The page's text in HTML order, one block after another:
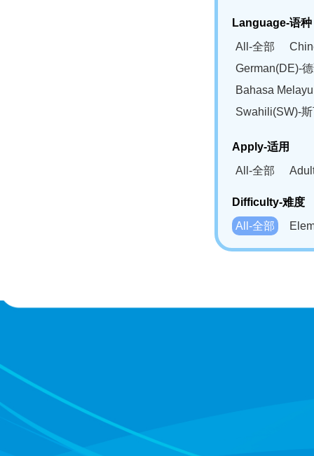
Language-语种
All-全部
German(DE)-
Bahasa
Swahili(SW)-
Apply-适用
All-全部
Difficulty-难度
All-全部